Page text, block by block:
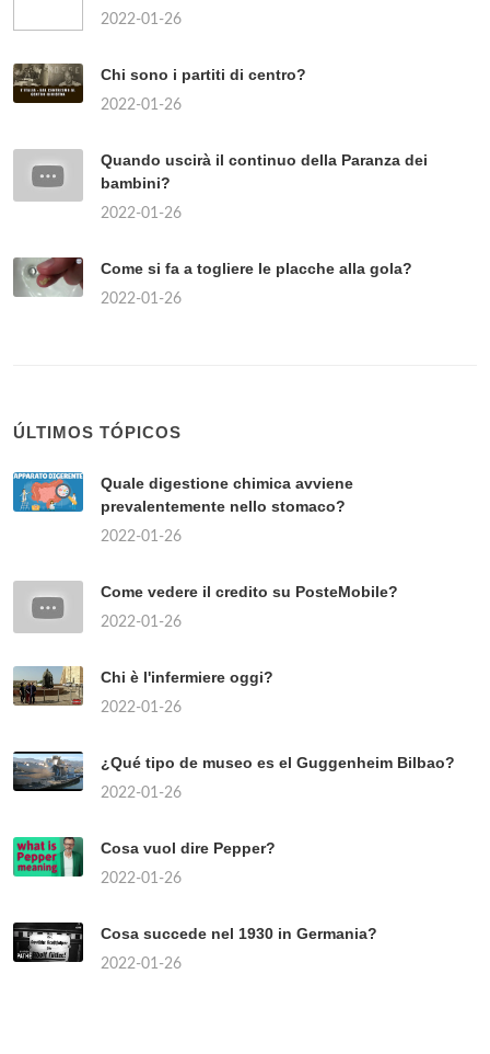
2022-01-26
Chi sono i partiti di centro?
2022-01-26
Quando uscirà il continuo della Paranza dei
bambini?
2022-01-26
Come si fa a togliere le placche alla gola?
2022-01-26
ÚLTIMOS TÓPICOS
Quale digestione chimica avviene
prevalentemente nello stomaco?
2022-01-26
Come vedere il credito su PosteMobile?
2022-01-26
Chi è l'infermiere oggi?
2022-01-26
¿Qué tipo de museo es el Guggenheim Bilbao?
2022-01-26
Cosa vuol dire Pepper?
2022-01-26
Cosa succede nel 1930 in Germania?
2022-01-26